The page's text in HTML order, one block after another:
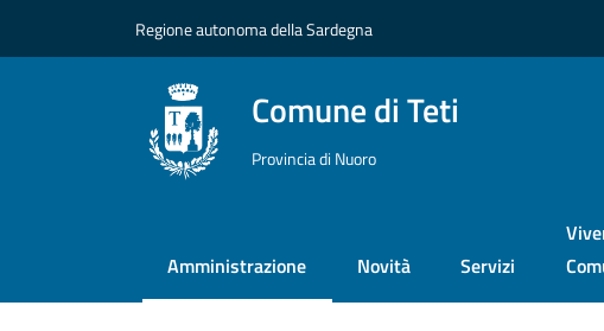
Regione autonoma della Sardegna
Comune di Teti
Provincia di Nuoro
Amministrazione Novità Servizi